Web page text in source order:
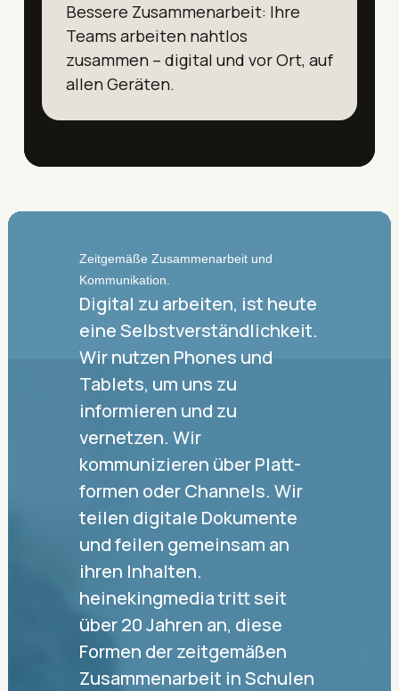
Bessere Zusammenarbeit: Ihre
Teams arbeiten nahtlos
zusammen – digital und vor Ort, auf
allen Geräten.
Zeitgemäße Zusammenarbeit und
Kommunikation.
Digital zu arbeiten, ist heute
eine Selbst­ver­ständ­lich­keit.
Wir nutzen Phones und
Tablets, um uns zu
informieren und zu
vernetzen. Wir
kommunizieren über Platt­
formen oder Channels. Wir
teilen digitale Dokumente
und feilen gemeinsam an
ihren Inhalten.
heinekingmedia tritt seit
über 20 Jahren an, diese
Formen der zeit­ge­mäßen
Zusam­men­arbeit in Schulen